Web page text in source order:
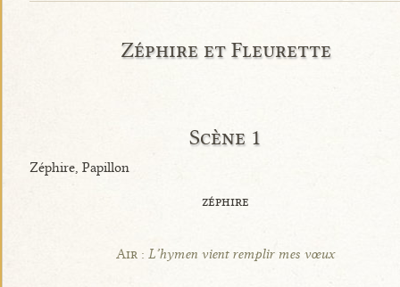
Zéphire et Fleurette
Scène 1
Zéphire, Papillon
zéphire
Air :L’hymen vient remplir mes vœux